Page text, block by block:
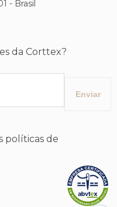
- Brasil
da Corttex?
políticas de